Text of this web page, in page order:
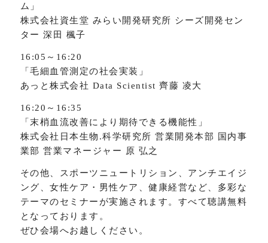
ム」
株式会社資生堂 みらい開発研究所 シーズ開発セン
ター 深田 楓子
16:05～16:20
「毛細血管測定の社会実装」
あっと株式会社 Data Scientist 齊藤 凌大
16:20～16:35
「末梢血流改善により期待できる機能性」
株式会社日本生物.科学研究所 営業開発本部 国内事
業部 営業マネージャー 原 弘之
その他、スポーツニュートリション、アンチエイジ
ング、女性ケア・男性ケア、健康経営など、多彩な
テーマのセミナーが実施されます。すべて聴講無料
となっております。
ぜひ会場へお越しください。